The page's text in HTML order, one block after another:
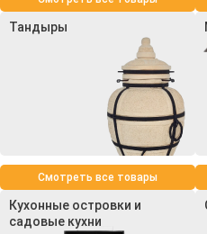
Тандыры
Смотреть все товары
Кухонные островки и
садовые кухни